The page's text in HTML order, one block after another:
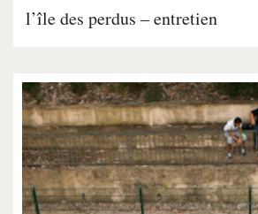
l’île des perdus – entretien